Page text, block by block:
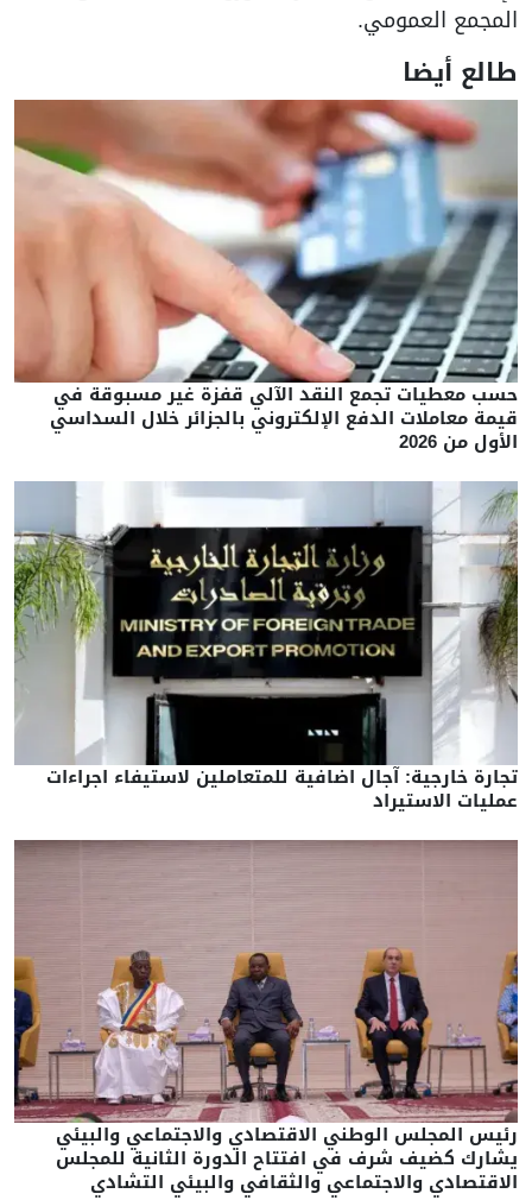
المجمع العمومي.
طالع أيضا
حسب معطيات تجمع النقد الآلي قفزة غير مسبوقة في
قيمة معاملات الدفع الإلكتروني بالجزائر خلال السداسي
الأول من 2026
تجارة خارجية: آجال اضافية للمتعاملين لاستيفاء اجراءات
عمليات الاستيراد
رئيس المجلس الوطني الاقتصادي والاجتماعي والبيئي
يشارك كضيف شرف في افتتاح الدورة الثانية للمجلس
الاقتصادي والاجتماعي والثقافي والبيئي التشادي